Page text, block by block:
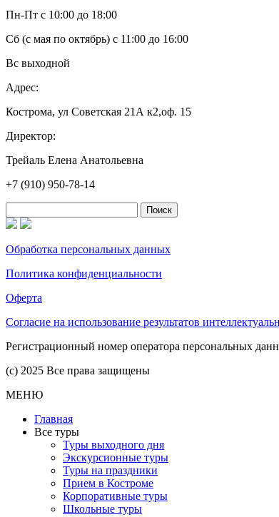
Пн-Пт с 10:00 до 18:00
Сб (с мая по октябрь) с 11:00 до 16:00
Вс выходной
Адрес:
Кострома, ул Советская 21А к2,оф. 15
Директор:
Трейаль Елена Анатольевна
+7 (910) 950-78-14
Обработка персональных данных
Политика конфиденциальности
Оферта
Согласие на использование результатов
Регистрационный номер оператора персональных
(с) 2025 Все права защищены
МЕНЮ
Главная
Все туры
Туры выходного дня
Экскурсионные туры
Туры на праздники
Прием в Костроме
Корпоративные туры
Школьные туры